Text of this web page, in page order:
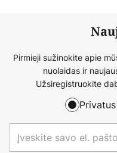
Pirmieji sužinokite apie
nuolaidas ir
Užsiregistruokite